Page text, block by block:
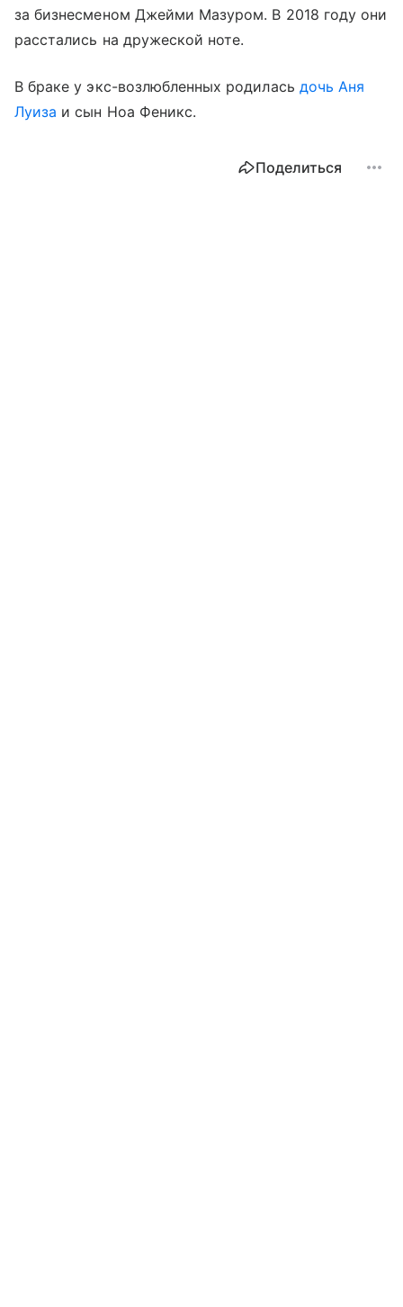
за бизнесменом Джейми Мазуром. В 2018 году они
расстались на дружеской ноте.
В браке у экс-возлюбленных родилась дочь Аня
Луиза и сын Ноа Феникс.
Поделиться